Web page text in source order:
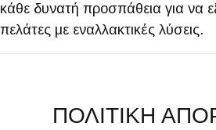
κάθε δυνατή προσπάθεια για να
πελάτες με εναλλακτικές λύσεις.
ΠΟΛΙΤΙΚΗ